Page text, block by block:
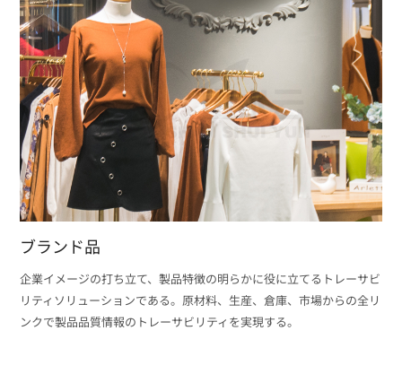
ブランド品
企業イメージの打ち立て、製品特徴の明らかに役に立てるトレーサビ
リティソリューションである。原材料、生産、倉庫、市場からの全リ
ンクで製品品質情報のトレーサビリティを実現する。